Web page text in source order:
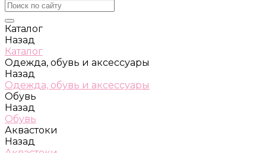
Каталог
Назад
Каталог
Одежда, обувь и аксессуары
Назад
Одежда, обувь и аксессуары
Обувь
Назад
Обувь
Аквастоки
Назад